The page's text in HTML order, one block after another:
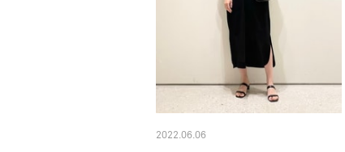
2022.06.06